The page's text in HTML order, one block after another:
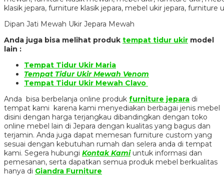
Dipan Jati Mewah Ukir Jepara Mewah
Anda juga bisa melihat produk tempat tidur ukir model
lain :
Tempat Tidur Ukir Maria
Tempat Tidur Ukir Mewah Venom
Tempat Tidur Ukir Mewah Clavo
Anda bisa berbelanja online produk furniture jepara di
tempat kami karena kami menyediakan berbagai jenis mebel
disini dengan harga terjangkau dibandingkan dengan toko
online mebel lain di Jepara dengan kualitas yang bagus dan
terjamin. Anda juga dapat memesan furniture custom yang
sesuai dengan kebutuhan rumah dan selera anda di tempat
kami. Segera hubungi Kontak Kamiuntuk informasi dan
pemesanan, serta dapatkan semua produk mebel berkualitas
hanya di Giandra Furniture